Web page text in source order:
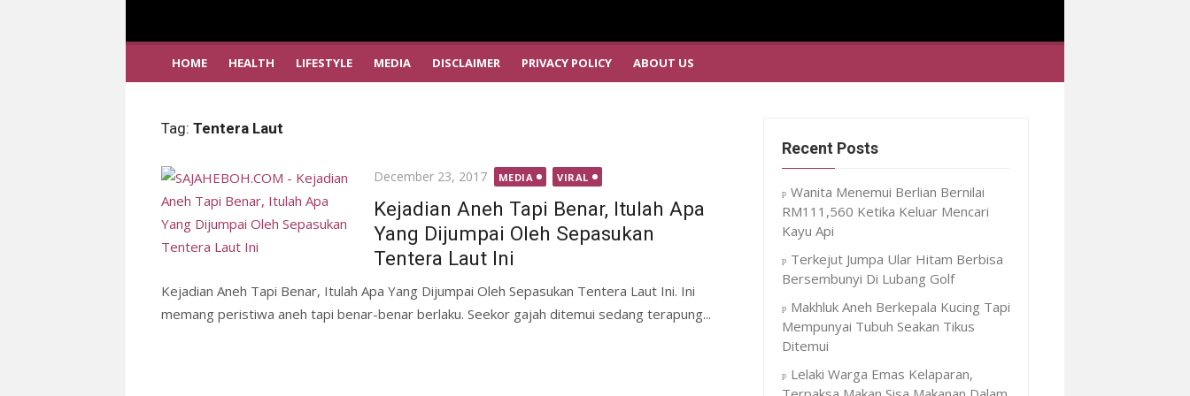
HOME HEALTH LIFESTYLE MEDIA DISCLAIMER PRIVACY POLICY ABOUT US
Tag: Tentera Laut
Posted
December 23, 2017 MEDIA VIRAL
Kejadian Aneh Tapi Benar, Itulah Apa
Yang Dijumpai Oleh Sepasukan
Tentera Laut Ini
Kejadian Aneh Tapi Benar, Itulah Apa Yang Dijumpai Oleh Sepasukan Tentera Laut Ini. Ini
memang peristiwa aneh tapi benar-benar berlaku. Seekor gajah ditemui sedang terapung...
Recent Posts
Wanita Menemui Berlian Bernilai
RM111,560 Ketika Keluar Mencari
Kayu Api
Terkejut Jumpa Ular Hitam Berbisa
Bersembunyi Di Lubang Golf
Makhluk Aneh Berkepala Kucing Tapi
Mempunyai Tubuh Seakan Tikus
Ditemui
Lelaki Warga Emas Kelaparan,